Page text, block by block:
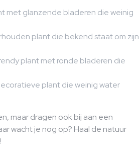
met glanzende bladeren die weinig
plant die bekend staat om zijn
plant met ronde bladeren die
plant die weinig water
maar dragen ook bij aan een
wacht je nog op? Haal de natuur